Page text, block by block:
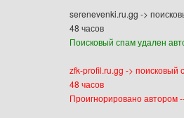
serenevenki.ru.gg ->
48 часов
Поисковый спам удален
zfk-profil.ru.gg -> поисковый
48 часов
Проигнорировано автором